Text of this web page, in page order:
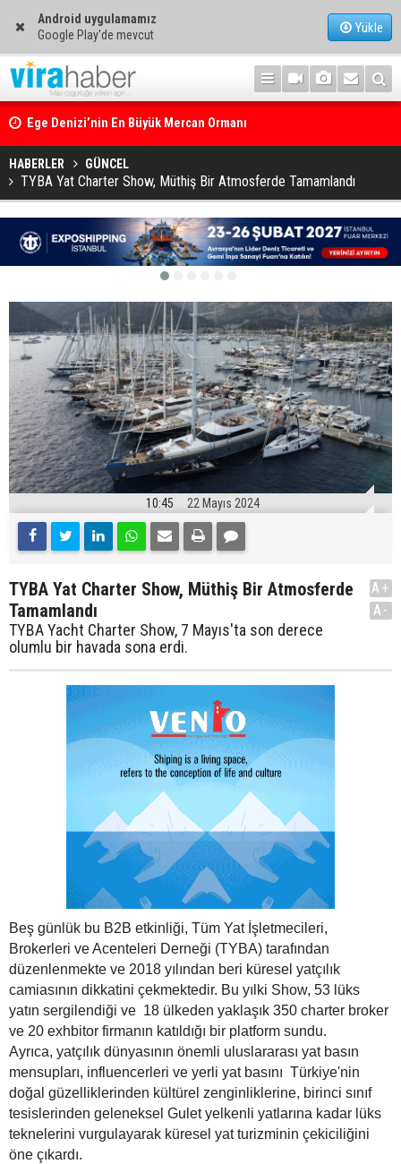
Android uygulamamız
Google Play'de mevcut
Yükle
Ege Denizi’nin En Büyük Mercan Ormanı
HABERLER GÜNCEL
TYBA Yat Charter Show, Müthiş Bir Atmosferde Tamamlandı
10:45 22 Mayıs 2024
TYBA Yat Charter Show, Müthiş Bir Atmosferde
Tamamlandı
TYBA Yacht Charter Show, 7 Mayıs'ta son derece
olumlu bir havada sona erdi.
A+
A-
Beş günlük bu B2B etkinliği, Tüm Yat İşletmecileri,
Brokerleri ve Acenteleri Derneği (TYBA) tarafından
düzenlenmekte ve 2018 yılından beri küresel yatçılık
camiasının dikkatini çekmektedir. Bu yılki Show, 53 lüks
yatın sergilendiği ve 18 ülkeden yaklaşık 350 charter broker
ve 20 exhbitor firmanın katıldığı bir platform sundu.
Ayrıca, yatçılık dünyasının önemli uluslararası yat basın
mensupları, influencerleri ve yerli yat basını Türkiye'nin
doğal güzelliklerinden kültürel zenginliklerine, birinci sınıf
tesislerinden geleneksel Gulet yelkenli yatlarına kadar lüks
teknelerini vurgulayarak küresel yat turizminin çekiciliğini
öne çıkardı.